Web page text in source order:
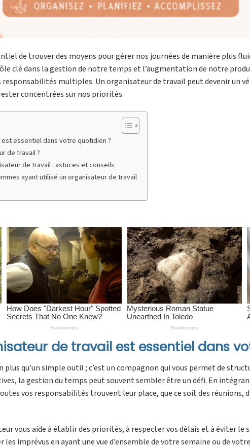
de trouver des moyens pour gérer nos journées de manière plus
clé dans la gestion de notre temps et l’augmentation de notre
responsabilités multiples. Un organisateur de travail peut devenir un
concentrées sur nos priorités.
essentiel dans votre quotidien ?
de travail ?
de travail : astuces et conseils
ayant utilisé un organisateur de travail
de travail est essentiel dans
qu’un simple outil ; c’est un compagnon qui vous permet de
la gestion du temps peut souvent sembler être un défi. En
vos responsabilités trouvent leur place, que ce soit des réunions,
vous aide à établir des priorités, à respecter vos délais et à éviter le
imprévus en ayant une vue d’ensemble de votre semaine ou de